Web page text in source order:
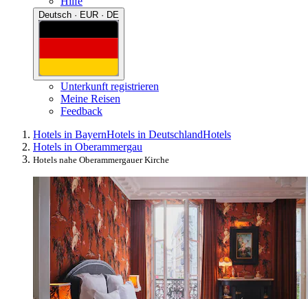
Deutsch · EUR · DE
Unterkunft registrieren
Meine Reisen
Feedback
Hotels in BayernHotels in DeutschlandHotels
Hotels in Oberammergau
Hotels nahe Oberammergauer Kirche